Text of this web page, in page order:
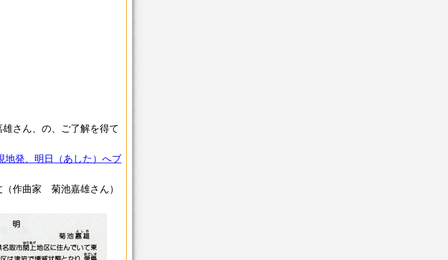
さん、の、ご了解を得て
地発、明日（あした）へブ
（作曲家 菊池嘉雄さん）